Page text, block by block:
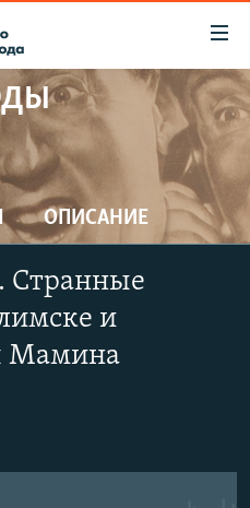
ОПИСАНИЕ
Cтранные
и
Мамина